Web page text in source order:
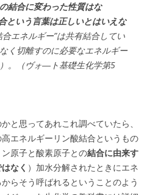
結合に変わった性質はな
という言葉は正しいとはいえな
エネルギー”は共有結合してい
く切離すのに必要なエネルギー
。（ヴォ―ト基礎生化学第5
と思ってあれこれ調べていたら、
エネルギーリン酸結合というもの
原子と酸素原子との結合に由来す
なく ）加水分解されたときにエネ
らそう呼ばれるということのよう